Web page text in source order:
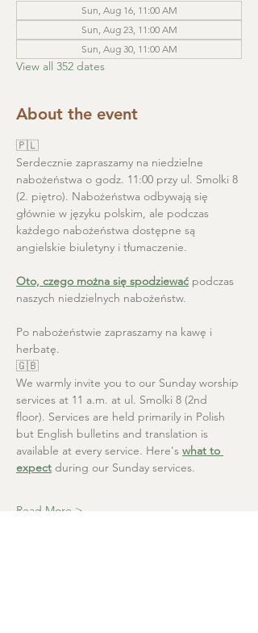
Sun, Aug 16, 11:00 AM
Sun, Aug 23, 11:00 AM
Sun, Aug 30, 11:00 AM
View all 352 dates
About the event
🇵🇱
Serdecznie zapraszamy na niedzielne
nabożeństwa o godz. 11:00 przy ul. Smolki 8
(2. piętro). Nabożeństwa odbywają się
głównie w języku polskim, ale podczas
każdego nabożeństwa dostępne są
angielskie biuletyny i tłumaczenie.
Oto, czego można się spodziewać podczas
naszych niedzielnych nabożeństw.
Po nabożeństwie zapraszamy na kawę i
herbatę.
🇬🇧
We warmly invite you to our Sunday worship
services at 11 a.m. at ul. Smolki 8 (2nd
floor). Services are held primarily in Polish
but English bulletins and translation is
available at every service. Here's what to
expect during our Sunday services.
Read More >